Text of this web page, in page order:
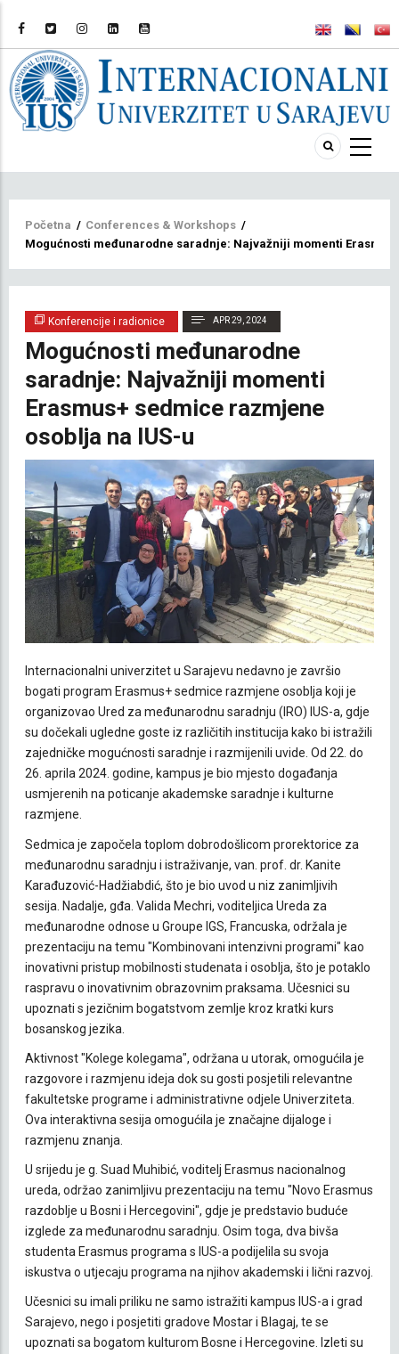
Breadcrumb
Početna / Conferences & Workshops /
Mogućnosti međunarodne saradnje: Najvažniji momenti
Konferencije i radionice APR 29, 2024
Mogućnosti međunarodne
saradnje: Najvažniji momenti
Erasmus+ sedmice razmjene
osoblja na IUS-u
Internacionalni univerzitet u Sarajevu nedavno je završio
bogati program Erasmus+ sedmice razmjene osoblja koji je
organizovao Ured za međunarodnu saradnju (IRO) IUS-a, gdje
su dočekali ugledne goste iz različitih institucija kako bi istražili
zajedničke mogućnosti saradnje i razmijenili uvide. Od 22. do
26. aprila 2024. godine, kampus je bio mjesto događanja
usmjerenih na poticanje akademske saradnje i kulturne
razmjene.
Sedmica je započela toplom dobrodošlicom prorektorice za
međunarodnu saradnju i istraživanje, van. prof. dr. Kanite
Karađuzović-Hadžiabdić, što je bio uvod u niz zanimljivih
sesija. Nadalje, gđa. Valida Mechri, voditeljica Ureda za
međunarodne odnose u Groupe IGS, Francuska, održala je
prezentaciju na temu "Kombinovani intenzivni programi" kao
inovativni pristup mobilnosti studenata i osoblja, što je potaklo
raspravu o inovativnim obrazovnim praksama. Učesnici su
upoznati s jezičnim bogatstvom zemlje kroz kratki kurs
bosanskog jezika.
Aktivnost "Kolege kolegama", održana u utorak, omogućila je
razgovore i razmjenu ideja dok su gosti posjetili relevantne
fakultetske programe i administrativne odjele Univerziteta.
Ova interaktivna sesija omogućila je značajne dijaloge i
razmjenu znanja.
U srijedu je g. Suad Muhibić, voditelj Erasmus nacionalnog
ureda, održao zanimljivu prezentaciju na temu "Novo Erasmus
razdoblje u Bosni i Hercegovini", gdje je predstavio buduće
izglede za međunarodnu saradnju. Osim toga, dva bivša
studenta Erasmus programa s IUS-a podijelila su svoja
iskustva o utjecaju programa na njihov akademski i lični razvoj.
Učesnici su imali priliku ne samo istražiti kampus IUS-a i grad
Sarajevo, nego i posjetiti gradove Mostar i Blagaj, te se
upoznati sa bogatom kulturom Bosne i Hercegovine. Izleti su